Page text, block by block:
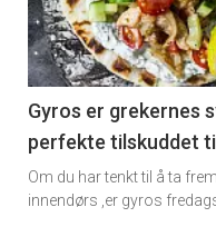
-
section
11
Dagens
rett
Gyros er grekernes
perfekte tilskuddet
Om du har tenkt til å ta
innendørs ,er gyros